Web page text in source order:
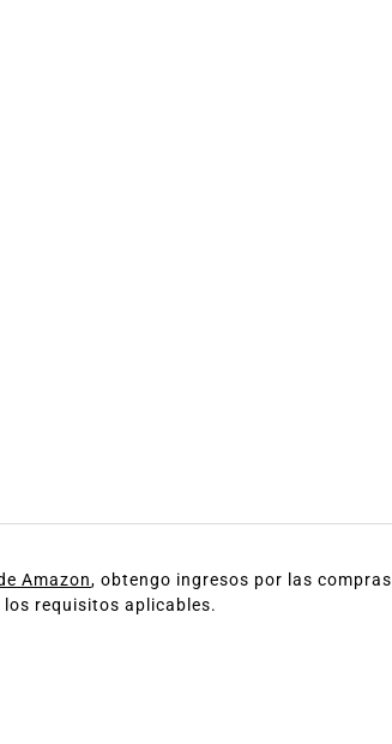
Amazon, obtengo ingresos por las compras
requisitos aplicables.